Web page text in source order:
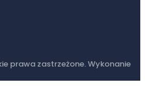
prawa zastrzeżone. Wykonanie